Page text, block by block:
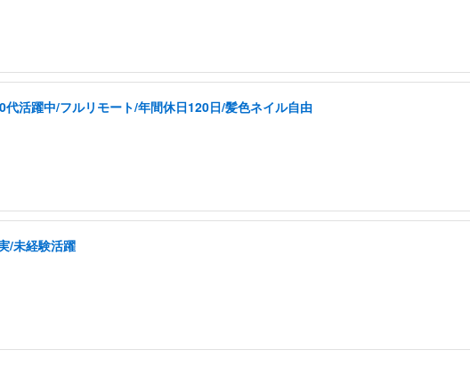
活躍中/フルリモート/年間休日120日/髪色ネイル自由
/未経験活躍